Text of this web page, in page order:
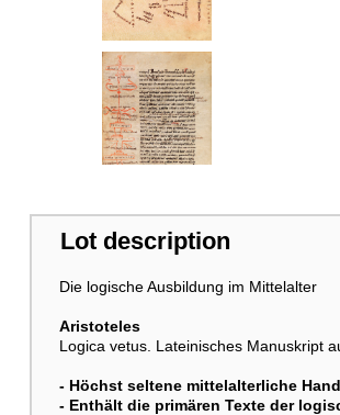
Lot description
Die logische Ausbildung im Mittelalter
Aristoteles
Logica vetus. Lateinisches Manuskript
- Höchst seltene mittelalterliche
- Enthält die primären Texte der